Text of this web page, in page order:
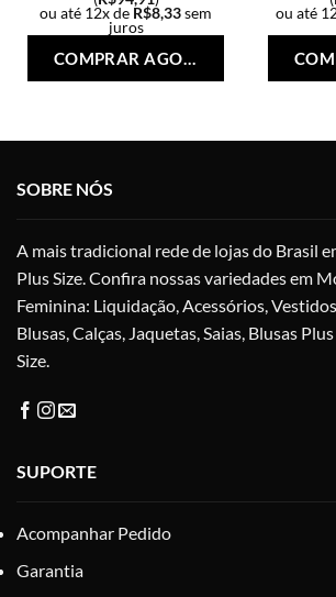
ou até 12x de R$8,33sem
juros
COMPRAR AGORA
variantes.
escolhidas
na
página
produto
ou até
SOBRE NÓS
A mais tradicional rede de lojas do Brasil
Plus Size. Confira nossas variedades em
Feminina: Liquidação, Acessórios,
Blusas, Calças, Jaquetas, Saias, Blusas
Size.
SUPORTE
Acompanhar Pedido
Garantia